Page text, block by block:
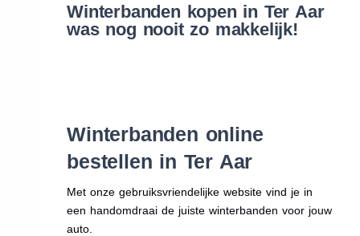
Winterbanden kopen in Ter Aar
was nog nooit zo makkelijk!
Winterbanden online
bestellen in Ter Aar
Met onze gebruiksvriendelijke website vind je in
een handomdraai de juiste winterbanden voor jouw
auto.